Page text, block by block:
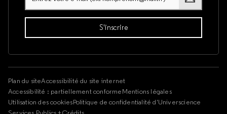
Plan du siteAccessibilité du site internet
Accessibilité : partiellement conformeMentions légales
Utilisation des cookiesPolitique de confidentialité d'Universcience